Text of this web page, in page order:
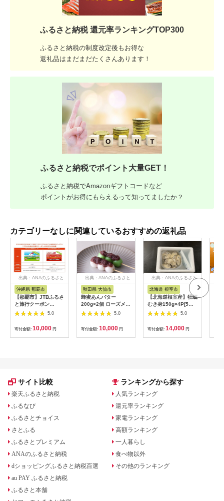
ふるさと納税 還元率ランキングTOP300
ふるさと納税の制度改定後もお得な
返礼品はまだまだたくさんあります！
ふるさと納税でポイント大量GET！
ふるさと納税でAmazonギフトコードなど
ポイントがお得にもらえるって知ってましたか？
カテゴリーなしに関連しているおすすめの返礼品
出典：ANAのふるさと
沖縄県 那覇市
【那覇市】JTBふるさ
と旅行クーポン
（3,000円分）有効期
間3年（Eメール発
行）｜旅行 トラベル
予約 国内旅行 JTB 宿
泊 観光 体験 旅行券
人気 おすすめ 旅行ク
ン ネット予約 電話 有
5.0
寄付金額: 10,000 円
出典：ANAのふるさと
秋田県 大仙市
蜂蜜あんバター
200g×2個 ローズメイ
[あんバター はちみ
つ 発酵バター あん
こ 水あめ不使用 秋
田県 大仙市]
5.0
寄付金額: 10,000 円
出典：ANAのふるさと
納税
北海道 根室市
【北海道根室産】牡蠣
むき身150g×4P[5月
下旬以降発送] A-
5.0
寄付金額: 14,000 円
サイト比較
楽天ふるさと納税
ふるなび
ふるさとチョイス
さとふる
ふるさとプレミアム
ANAのふるさと納税
dショッピングふるさと納税百選
au PAY ふるさと納税
ふるさと本舗
ランキングから探す
人気ランキング
還元率ランキング
家電ランキング
高額ランキング
一人暮らし
食べ物以外
その他のランキング